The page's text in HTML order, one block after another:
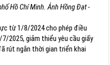
Hồ Chí Minh. Ảnh Hồng Đạt -
từ 1/8/2024 cho phép điều
2025, giảm thiểu yêu cầu giấy
rút ngắn thời gian triển khai